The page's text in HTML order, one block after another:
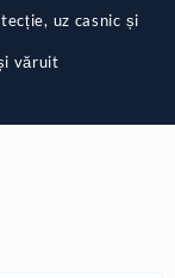
uz casnic și
văruit